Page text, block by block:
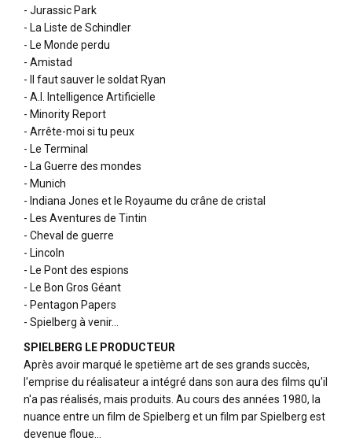
- Jurassic Park
- La Liste de Schindler
- Le Monde perdu
- Amistad
- Il faut sauver le soldat Ryan
- A.I. Intelligence Artificielle
- Minority Report
- Arrête-moi si tu peux
- Le Terminal
- La Guerre des mondes
- Munich
- Indiana Jones et le Royaume du crâne de cristal
- Les Aventures de Tintin
- Cheval de guerre
- Lincoln
- Le Pont des espions
- Le Bon Gros Géant
- Pentagon Papers
- Spielberg à venir...
SPIELBERG LE PRODUCTEUR
Après avoir marqué le spetième art de ses grands succès,
l'emprise du réalisateur a intégré dans son aura des films qu'il
n'a pas réalisés, mais produits. Au cours des années 1980, la
nuance entre un film de Spielberg et un film par Spielberg est
devenue floue...